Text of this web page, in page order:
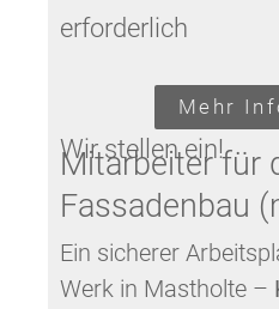
erforderlich
Mehr
Wir stellen ein!
Mitarbeiter für
Fassadenbau
Ein sicherer
Werk in Mastholte –